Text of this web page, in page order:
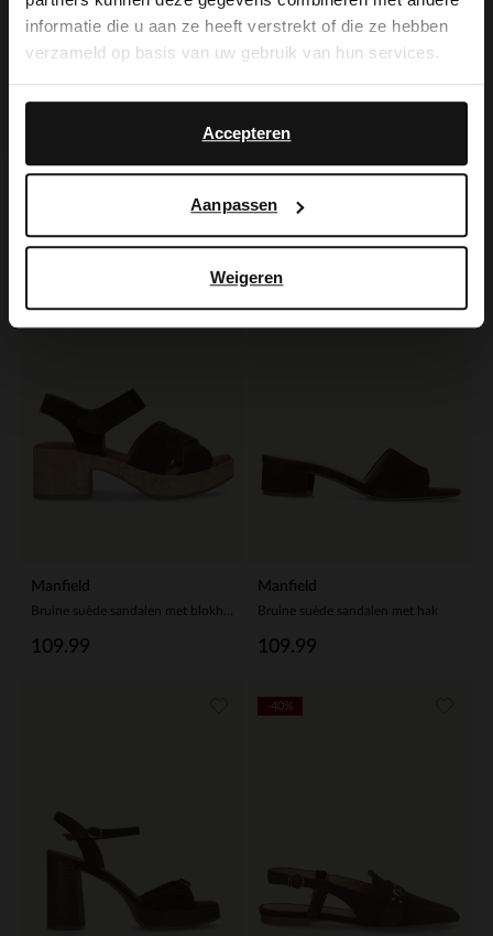
informatie die u aan ze heeft verstrekt of die ze hebben
verzameld op basis van uw gebruik van hun services.
Accepteren
Aanpassen
Weigeren
Bruine suède hak slippers Bruine suède sandalen met hak
109.99
Manfield
109.99
Manfield
Bruine suède sandalen met hak
109.99
-40%
you like to switch to English?
English